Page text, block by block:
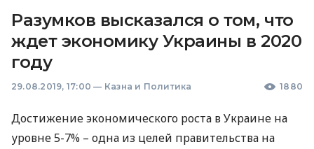
Разумков высказался о том, что
ждет экономику Украины в 2020
году
29.08.2019, 17:00 — Казна и Политика 1880
Достижение экономического роста в Украине на
уровне 5-7% – одна из целей правительства на